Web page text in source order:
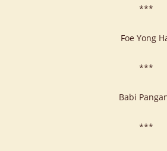
***
Foe Yong
***
Babi
***